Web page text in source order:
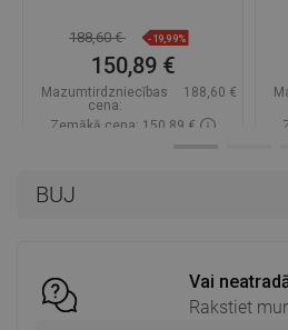
BUJ
Vai
Rakstiet
188,60 € -19,99%
150,89 €
Mazumtirdzniecības
cena:
188,60 €
Zemākā cena: 150,89 €